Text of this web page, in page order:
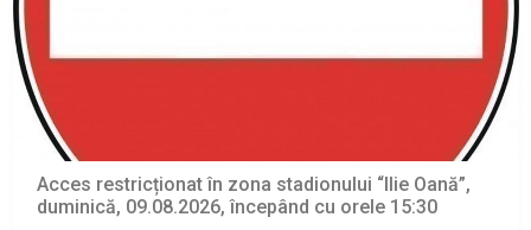
Acces restricționat în zona stadionului “Ilie Oană”,
duminică, 09.08.2026, începând cu orele 15:30